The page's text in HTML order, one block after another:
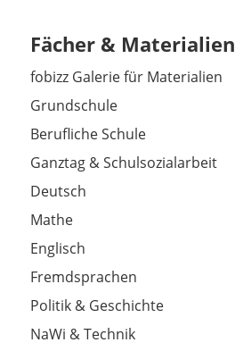
Fächer & Materialien
fobizz Galerie für Materialien
Grundschule
Berufliche Schule
Ganztag & Schulsozialarbeit
Deutsch
Mathe
Englisch
Fremdsprachen
Politik & Geschichte
NaWi & Technik